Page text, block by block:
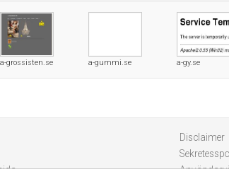
a-grossisten.se a-gummi.se a-gy.se
Disclaimer